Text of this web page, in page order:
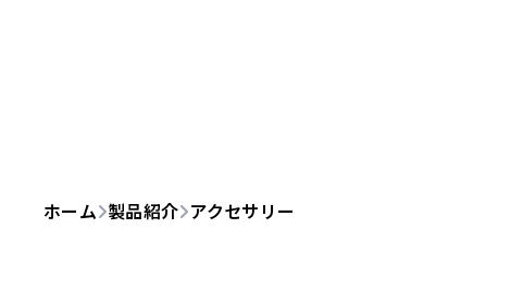
ホーム 製品紹介 アクセサリー